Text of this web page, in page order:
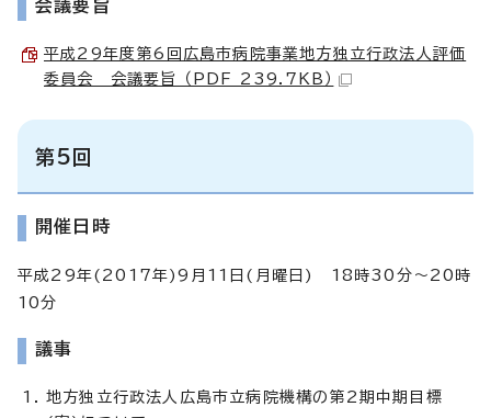
会議要旨
平成29年度第6回広島市病院事業地方独立行政法人評価
委員会 会議要旨 （PDF 239.7KB）
第5回
開催日時
平成29年(2017年)9月11日(月曜日) 18時30分～20時
10分
議事
地方独立行政法人広島市立病院機構の第2期中期目標